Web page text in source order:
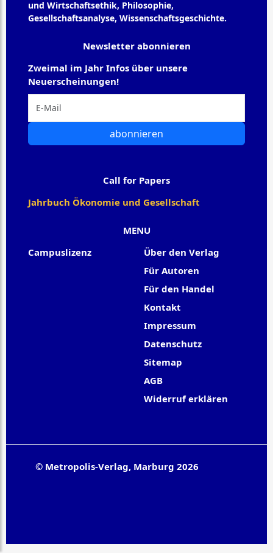
und Wirtschaftsethik, Philosophie,
Gesellschaftsanalyse, Wissenschaftsgeschichte.
MENU
Campuslizenz
Über den Verlag
Für Autoren
Für den Handel
Kontakt
Impressum
Datenschutz
Sitemap
AGB
Widerruf erklären
Newsletter abonnieren
Zweimal im Jahr Infos über unsere
Neuerscheinungen!
abonnieren
Call for Papers
Jahrbuch Ökonomie und Gesellschaft
© Metropolis-Verlag, Marburg 2026